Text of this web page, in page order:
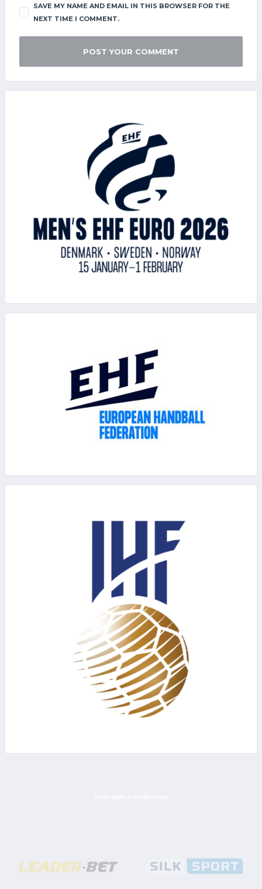
SAVE MY NAME AND EMAIL IN THIS BROWSER FOR THE
NEXT TIME I COMMENT.